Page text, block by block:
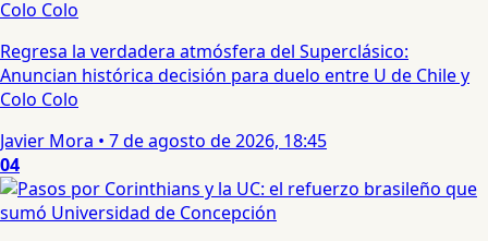
Regresa la verdadera atmósfera del Superclásico:
Anuncian histórica decisión para duelo entre U de Chile y
Colo Colo
Javier Mora • 7 de agosto de 2026, 18:45
04